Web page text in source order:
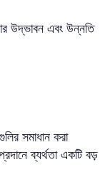
উদ্ভাবন এবং উন্নতি
সমাধান করা
ব্যর্থতা একটি বড়